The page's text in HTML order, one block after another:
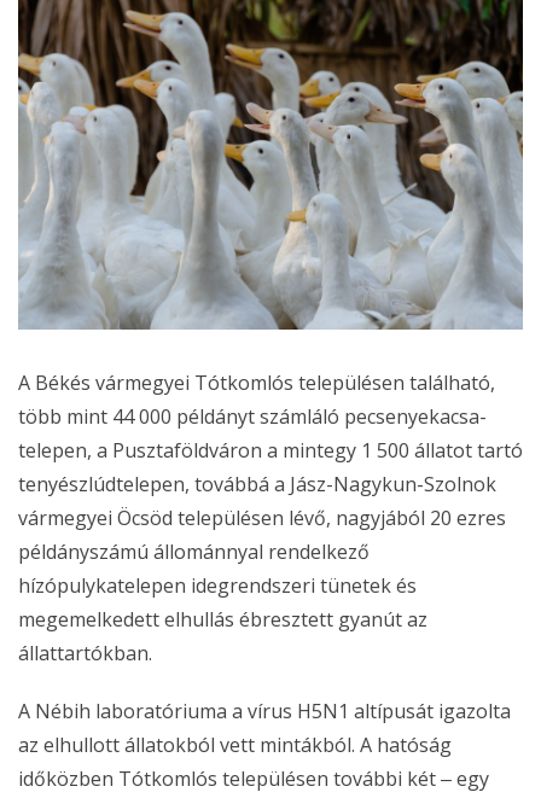
A Békés vármegyei Tótkomlós településen található,
több mint 44 000 példányt számláló pecsenyekacsa-
telepen, a Pusztaföldváron a mintegy 1 500 állatot tartó
tenyészlúdtelepen, továbbá a Jász-Nagykun-Szolnok
vármegyei Öcsöd településen lévő, nagyjából 20 ezres
példányszámú állománnyal rendelkező
hízópulykatelepen idegrendszeri tünetek és
megemelkedett elhullás ébresztett gyanút az
állattartókban.
A Nébih laboratóriuma a vírus H5N1 altípusát igazolta
az elhullott állatokból vett mintákból. A hatóság
időközben Tótkomlós településen további két ‒ egy